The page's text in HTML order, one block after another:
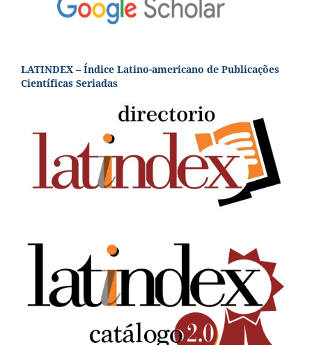
LATINDEX – Índice Latino-americano de Publicações
Científicas Seriadas